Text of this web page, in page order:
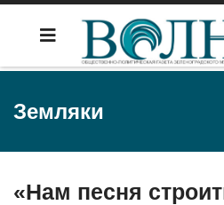
Земляки
«Нам песня